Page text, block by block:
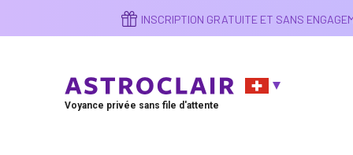
contenu
INSCRIPTION GRATUITE ET SANS
Voyance privée sans file d'attente